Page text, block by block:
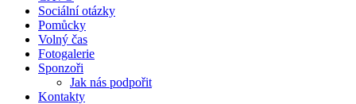
Sociální otázky
Pomůcky
Volný čas
Fotogalerie
Sponzoři
Jak nás podpořit
Kontakty